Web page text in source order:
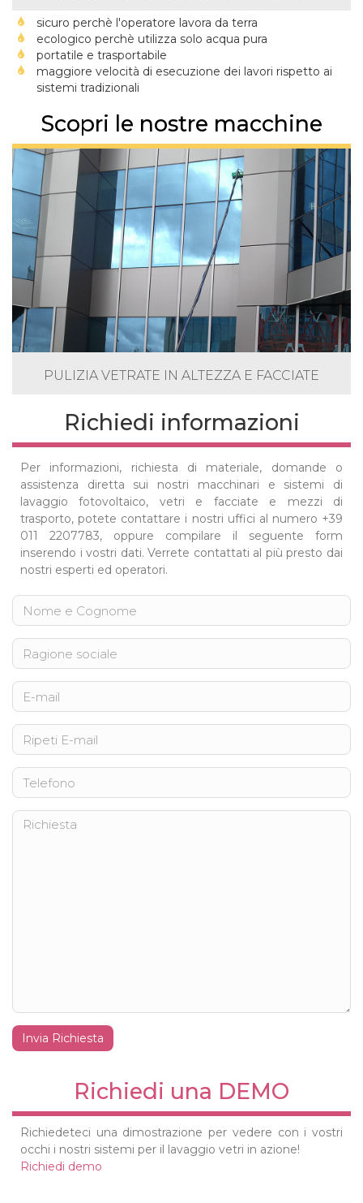
sicuro perchè l'operatore lavora da terra
ecologico perchè utilizza solo acqua pura
portatile e trasportabile
maggiore velocità di esecuzione dei lavori rispetto ai
sistemi tradizionali
Scopri le nostre macchine
PULIZIA VETRATE IN ALTEZZA E FACCIATE
Richiedi informazioni
Per informazioni, richiesta di materiale, domande o
assistenza diretta sui nostri macchinari e sistemi di
lavaggio fotovoltaico, vetri e facciate e mezzi di
trasporto, potete contattare i nostri uffici al numero +39
011 2207783, oppure compilare il seguente form
inserendo i vostri dati. Verrete contattati al più presto dai
nostri esperti ed operatori.
Invia Richiesta
Richiedi una DEMO
Richiedeteci una dimostrazione per vedere con i vostri
occhi i nostri sistemi per il lavaggio vetri in azione!
Richiedi demo